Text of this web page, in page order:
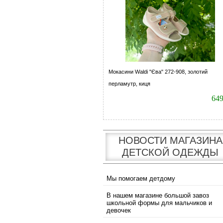
Мокасини Waldi "Єва" 272-908, золотий
перламутр, киця
НОВОСТИ МАГАЗИНА
ДЕТСКОЙ ОДЕЖДЫ
Мы помогаем детдому
В нашем магазине большой завоз
школьной формы для мальчиков и
девочек